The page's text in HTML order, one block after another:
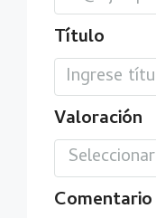
Título
Valoración
Seleccionar
Comentario